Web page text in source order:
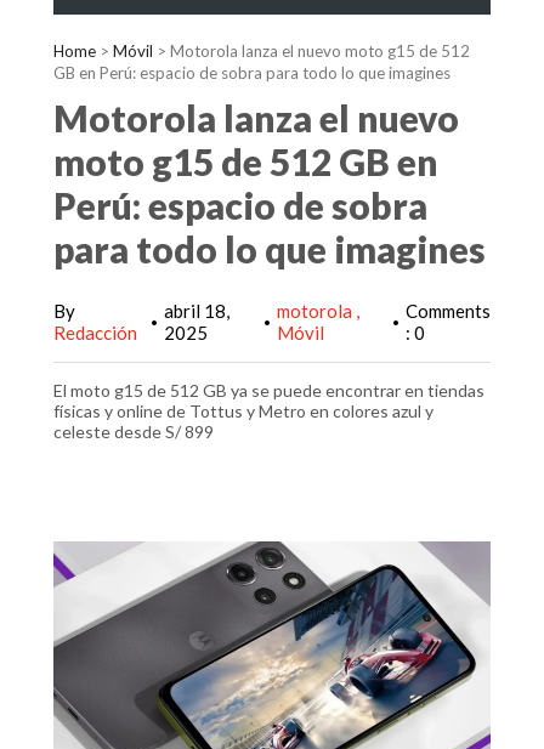
Home > Móvil > Motorola lanza el nuevo moto g15 de 512
GB en Perú: espacio de sobra para todo lo que imagines
Motorola lanza el nuevo
moto g15 de 512 GB en
Perú: espacio de sobra
para todo lo que imagines
By
Redacción
• abril 18,
2025
• motorola
Móvil
• Comments
: 0
El moto g15 de 512 GB ya se puede encontrar en tiendas
físicas y online de Tottus y Metro en colores azul y
celeste desde S/ 899